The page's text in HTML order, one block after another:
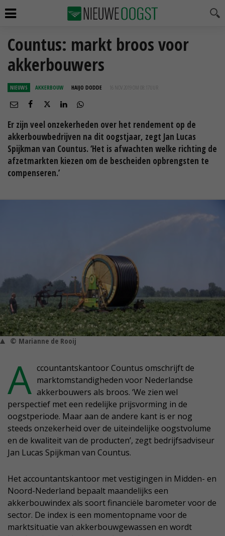
Countus: markt broos voor
akkerbouwers
NIEUWS AKKERBOUW HAIJO DODDE 16 NOV 2019 OM 08:17
Er zijn veel onzekerheden over het rendement op de
akkerbouwbedrijven na dit oogstjaar, zegt Jan Lucas
Spijkman van Countus. ‘Het is afwachten welke richting de
afzetmarkten kiezen om de bescheiden opbrengsten te
compenseren.’
© Marianne de Rooij
A ccountantskantoor Countus omschrijft de
marktomstandigheden voor Nederlandse
akkerbouwers als broos. ‘We zien wel
perspectief met een redelijke prijsvorming in de
oogstperiode. Maar aan de andere kant is er nog
steeds onzekerheid over de uiteindelijke oogstvolume
en de kwaliteit van de producten’, zegt bedrijfsadviseur
Jan Lucas Spijkman van Countus.
Het accountantskantoor met vestigingen in Midden- en
Noord-Nederland bepaalt maandelijks een
akkerbouwindex als soort financiële barometer voor de
sector. De index is een momentopname voor de
marktsituatie van akkerbouwgewassen en wordt